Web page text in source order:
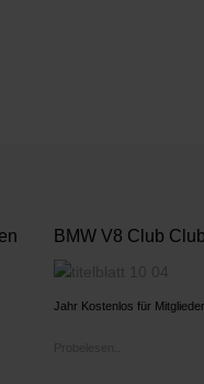
BMW V8 Club
Jahr Kostenlos für